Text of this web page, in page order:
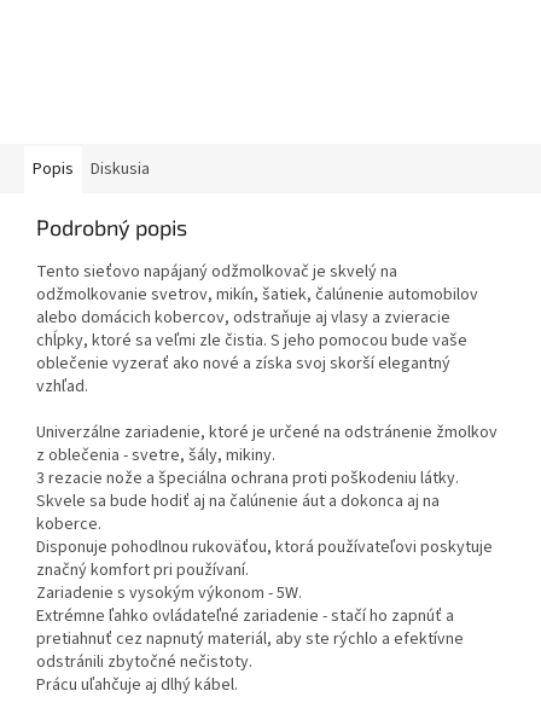
Popis Diskusia
Podrobný popis
Tento sieťovo napájaný odžmolkovač je skvelý na
odžmolkovanie svetrov, mikín, šatiek, čalúnenie automobilov
alebo domácich kobercov, odstraňuje aj vlasy a zvieracie
chĺpky, ktoré sa veľmi zle čistia. S jeho pomocou bude vaše
oblečenie vyzerať ako nové a získa svoj skorší elegantný
vzhľad.
Univerzálne zariadenie, ktoré je určené na odstránenie žmolkov
z oblečenia - svetre, šály, mikiny.
3 rezacie nože a špeciálna ochrana proti poškodeniu látky.
Skvele sa bude hodiť aj na čalúnenie áut a dokonca aj na
koberce.
Disponuje pohodlnou rukoväťou, ktorá používateľovi poskytuje
značný komfort pri používaní.
Zariadenie s vysokým výkonom - 5W.
Extrémne ľahko ovládateľné zariadenie - stačí ho zapnúť a
pretiahnuť cez napnutý materiál, aby ste rýchlo a efektívne
odstránili zbytočné nečistoty.
Prácu uľahčuje aj dlhý kábel.